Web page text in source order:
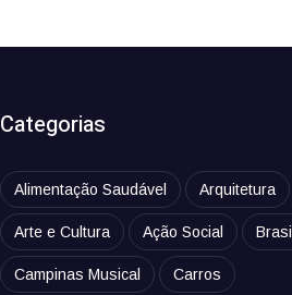
Categorias
Alimentação Saudável Arquitetura
Arte e Cultura Ação Social Brasil
Campinas Musical Carros